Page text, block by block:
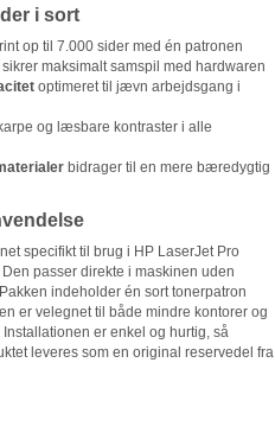
i sort
op til 7.000 sider med én patronen
maksimalt samspil med hardwaren
optimeret til jævn arbejdsgang i
og læsbare kontraster i alle
bidrager til en mere bæredygtig
specifikt til brug i HP LaserJet Pro
passer direkte i maskinen uden
indeholder én sort tonerpatron
er velegnet til både mindre kontorer og
er enkel og hurtig, så
leveres som en original reservedel fra